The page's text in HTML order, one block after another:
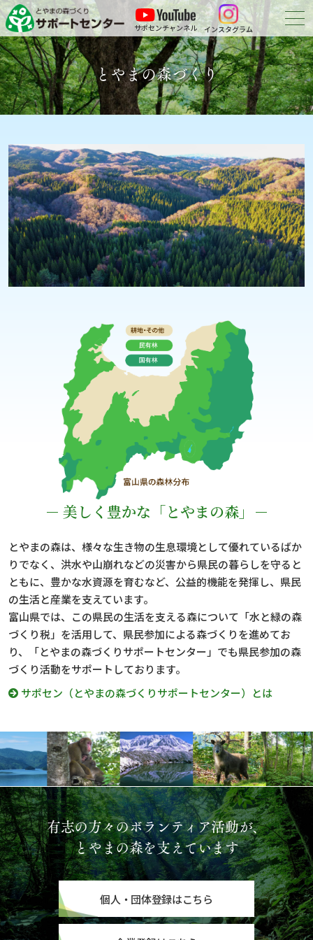
サポセンチャンネル インスタグラム
森づくりについて
森づくりに参加する
申請・報告等のダウンロード
お問い合わせ
とやまの森づくり
－ 美しく豊かな「とやまの森」－
とやまの森は、様々な生き物の生息環境として優れているばか
りでなく、洪水や山崩れなどの災害から県民の暮らしを守ると
ともに、豊かな水資源を育むなど、公益的機能を発揮し、県民
の生活と産業を支えています。
富山県では、この県民の生活を支える森について「水と緑の森
づくり税」を活用して、県民参加による森づくりを進めてお
り、「とやまの森づくりサポートセンター」でも県民参加の森
づくり活動をサポートしております。
サポセン（とやまの森づくりサポートセンター）とは
有志の方々のボランティア活動が、
とやまの森を支えています
個人・団体登録はこちら